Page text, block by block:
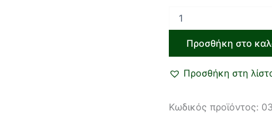
Προσθήκη στο
Προσθήκη στη
Κωδικός προϊόντος: